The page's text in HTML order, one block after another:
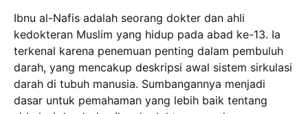
Ibnu al-Nafis adalah seorang dokter dan ahli
kedokteran Muslim yang hidup pada abad ke-13. Ia
terkenal karena penemuan penting dalam pembuluh
darah, yang mencakup deskripsi awal sistem sirkulasi
darah di tubuh manusia. Sumbangannya menjadi
dasar untuk pemahaman yang lebih baik tentang